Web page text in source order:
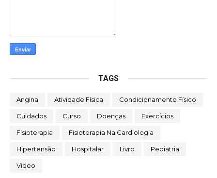
TAGS
Angina Atividade Física Condicionamento Físico
Cuidados Curso Doenças Exercícios
Fisioterapia Fisioterapia Na Cardiologia
Hipertensão Hospitalar Livro Pediatria
Video